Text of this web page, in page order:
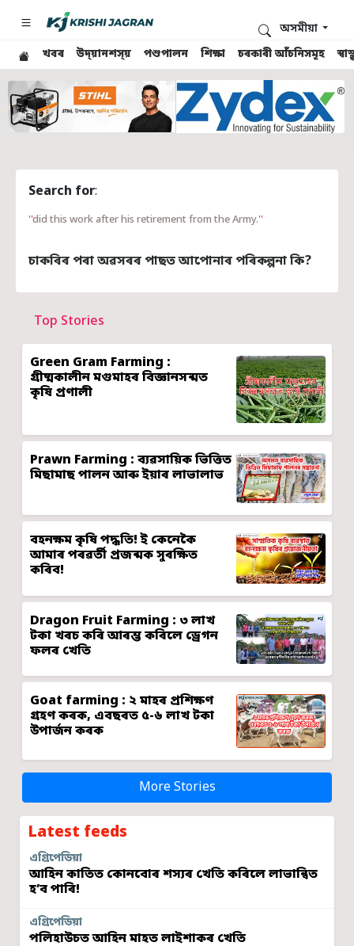
খবৰ উদ্য়ানশস্য় পশুপালন শিক্ষা চৰকাৰী আঁচনিসমূহ
অসমীয়া
Search for:
did this work after his retirement from the Army.
চাকৰিৰ পৰা অৱসৰৰ পাছত আপোনাৰ পৰিকল্পনা কি?
Top Stories
Green Gram Farming :
গ্ৰীষ্মকালীন মগুমাহৰ বিজ্ঞানসন্মত
কৃষি প্ৰণালী
Prawn Farming : ব্যৱসায়িক ভিত্তিত
মিছামাছ পালন আৰু ইয়াৰ লাভালাভ
বহনক্ষম কৃষি পদ্ধতি! ই কেনেকৈ
আমাৰ পৰৱৰ্তী প্ৰজন্মক সুৰক্ষিত
কৰিব!
Dragon Fruit Farming : ৩ লাখ
টকা খৰচ কৰি আৰম্ভ কৰিলে ড্ৰেগন
ফলৰ খেতি
Goat farming : ২ মাহৰ প্ৰশিক্ষণ
গ্ৰহণ কৰক, এবছৰত ৫-৬ লাখ টকা
উপাৰ্জন কৰক
More Stories
Latest feeds
এগ্ৰিপেডিয়া
আহিন কাতিত কোনবোৰ শস্যৰ খেতি কৰিলে লাভান্বিত
হ’ব পাৰি!
এগ্ৰিপেডিয়া
পলিহাউচত আহিন মাহত লাইশাকৰ খেতি